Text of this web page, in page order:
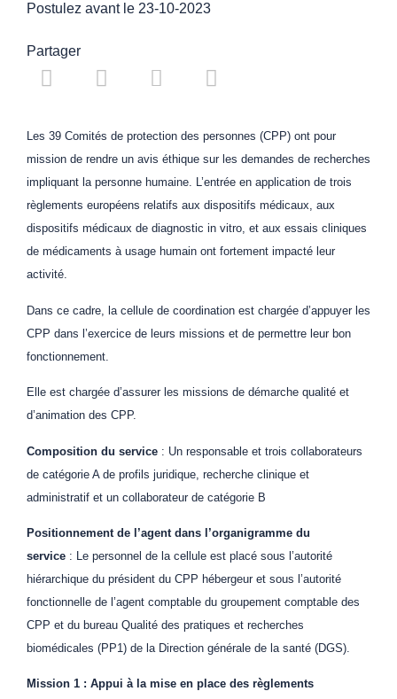
Postulez avant le 23-10-2023
Partager
Les 39 Comités de protection des personnes (CPP) ont pour
mission de rendre un avis éthique sur les demandes de recherches
impliquant la personne humaine. L’entrée en application de trois
règlements européens relatifs aux dispositifs médicaux, aux
dispositifs médicaux de diagnostic in vitro, et aux essais cliniques
de médicaments à usage humain ont fortement impacté leur
activité.
Dans ce cadre, la cellule de coordination est chargée d’appuyer les
CPP dans l’exercice de leurs missions et de permettre leur bon
fonctionnement.
Elle est chargée d’assurer les missions de démarche qualité et
d’animation des CPP.
Composition du service : Un responsable et trois collaborateurs
de catégorie A de profils juridique, recherche clinique et
administratif et un collaborateur de catégorie B
Positionnement de l’agent dans l’organigramme du
service : Le personnel de la cellule est placé sous l’autorité
hiérarchique du président du CPP hébergeur et sous l’autorité
fonctionnelle de l’agent comptable du groupement comptable des
CPP et du bureau Qualité des pratiques et recherches
biomédicales (PP1) de la Direction générale de la santé (DGS).
Mission 1 : Appui à la mise en place des règlements